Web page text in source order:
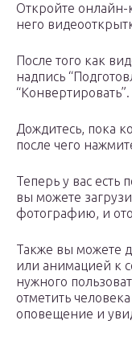
Откройте онлайн-
него
После того как
надпись
“Конвертировать”.
Дождитесь, пока
после чего
Теперь у вас есть
вы можете
фотографию, и
Также вы можете
или анимацией к
нужного
отметить
оповещение и